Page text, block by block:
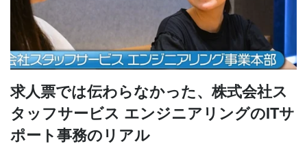
求人票では伝わらなかった、株式会社ス
タッフサービス エンジニアリングのITサ
ポート事務のリアル